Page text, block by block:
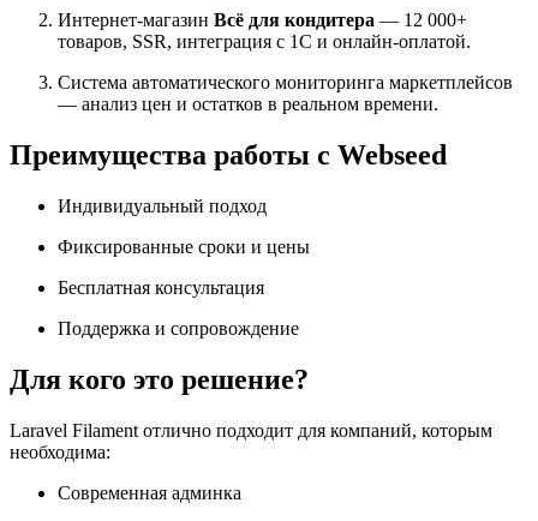
Интернет-магазин Всё для кондитера — 12 000+
товаров, SSR, интеграция с 1С и онлайн-оплатой.
Система автоматического мониторинга маркетплейсов
— анализ цен и остатков в реальном времени.
Преимущества работы с Webseed
Индивидуальный подход
Фиксированные сроки и цены
Бесплатная консультация
Поддержка и сопровождение
Для кого это решение?
Laravel Filament отлично подходит для компаний, которым
необходима:
Современная админка